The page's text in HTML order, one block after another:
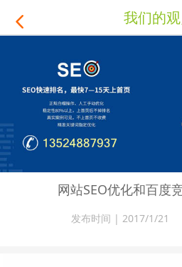
 我们的
网站SEO优化和百度
发布时间 | 2017/1/